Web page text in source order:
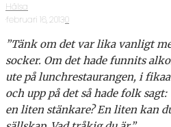
Hälsa
·februari 16, 2013·0
”Tänk om det var lika vanligt
socker. Om det hade funnits
ute på lunchrestaurangen, i
och upp på det så hade folk
en liten stänkare? En liten kan